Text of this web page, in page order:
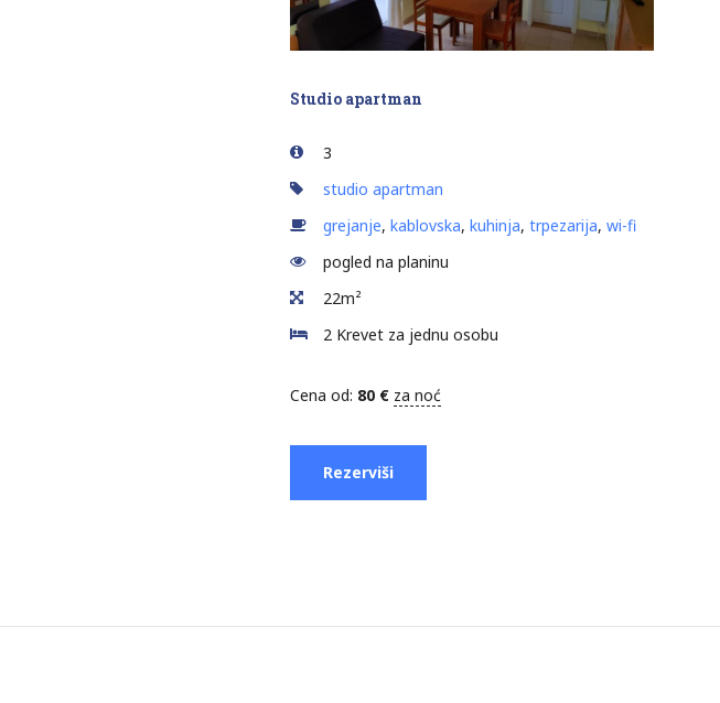
Studio apartman
3
studio apartman
grejanje, kablovska, kuhinja, trpezarija, wi-fi
pogled na planinu
22m²
2 Krevet za jednu osobu
Cena od: 80 € za noć
Rezerviši